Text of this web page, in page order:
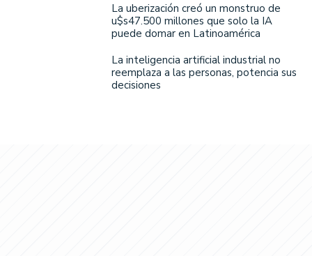
La uberización creó un monstruo de
u$s47.500 millones que solo la IA
puede domar en Latinoamérica
La inteligencia artificial industrial no
reemplaza a las personas, potencia sus
decisiones